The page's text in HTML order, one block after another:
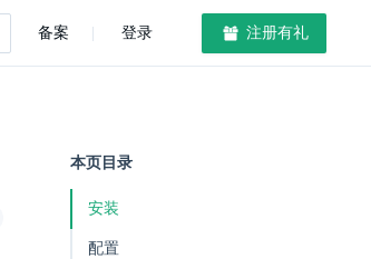
备案 登录 注册有礼
本页目录
安装
配置